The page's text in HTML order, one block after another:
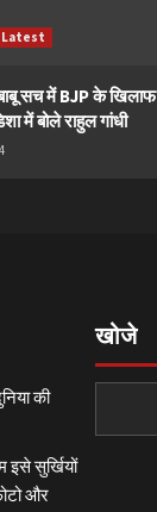
Latest
सच में BJP के खिलाफ
में बोले राहुल गांधी
की
इसे सुर्खियों
और
खोजे